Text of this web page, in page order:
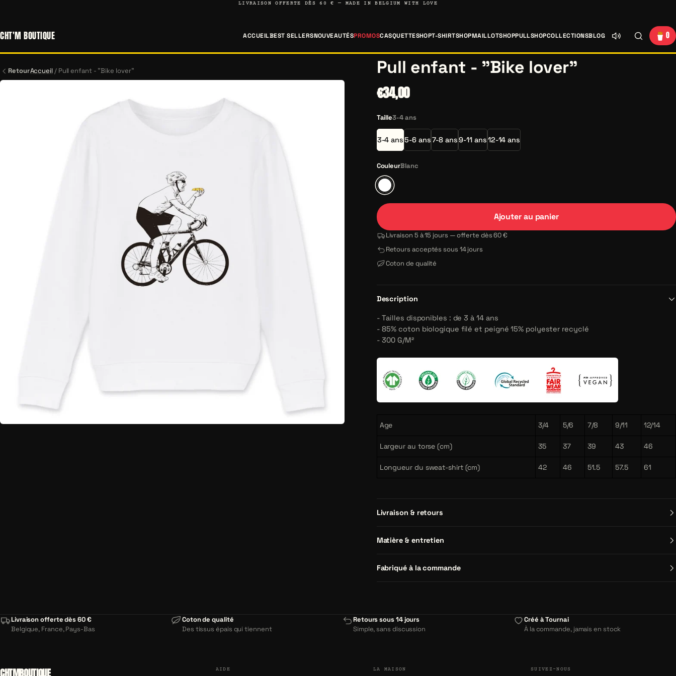
LIVRAISON OFFERTE DÈS 60 € — MADE IN BELGIUM WITH LOVE
CHT'M BOUTIQUE ACCUEILBEST SELLERSNOUVEAUTÉSPROMOSCASQUETTESHOPT-SHIRTSHOPMAILLOTSHOPPULLSHOPCOLLECTIONSBLOG 0
RetourAccueil/ Pull enfant - "Bike lover" Pull enfant - "Bike lover"
€34,00
Taille3-4 ans
3-4 ans5-6 ans7-8 ans9-11 ans12-14 ans
CouleurBlanc
Blanc
Ajouter au panier
Livraison 5 à 15 jours — offerte dès 60 €
Retours acceptés sous 14 jours
Coton de qualité
Description
- Tailles disponibles : de 3 à 14 ans
- 85% coton biologique filé et peigné 15% polyester recyclé
- 300 G/M²
Age 3/4 5/6 7/8 9/11 12/14
Largeur au torse (cm) 35 37 39 43 46
Longueur du sweat-shirt (cm) 42 46 51.5 57.5 61
Livraison & retours
Matière & entretien
Fabriqué à la commande
Livraison offerte dès 60 €
Belgique, France, Pays-Bas
Coton de qualité
Des tissus épais qui tiennent
Retours sous 14 jours
Simple, sans discussion
Créé à Tournai
À la commande, jamais en stock
CHTMBOUTIQUE AIDE LA MAISON SUIVEZ-NOUS